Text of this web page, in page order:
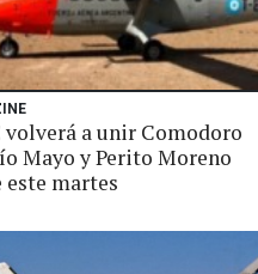
volverá a unir Comodoro
Mayo y Perito Moreno
este martes